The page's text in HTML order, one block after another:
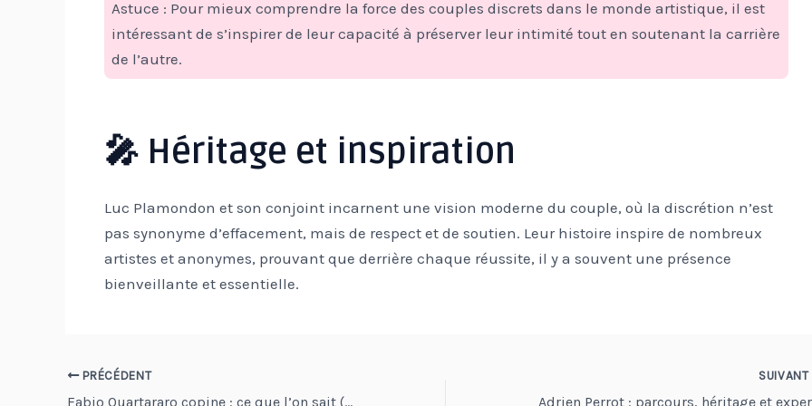
Astuce : Pour mieux comprendre la force des couples discrets dans le monde artistique, il est
intéressant de s’inspirer de leur capacité à préserver leur intimité tout en soutenant la carrière
de l’autre.
🎤 Héritage et inspiration
Luc Plamondon et son conjoint incarnent une vision moderne du couple, où la discrétion n’est
pas synonyme d’effacement, mais de respect et de soutien. Leur histoire inspire de nombreux
artistes et anonymes, prouvant que derrière chaque réussite, il y a souvent une présence
bienveillante et essentielle.
Navigation
PRÉCÉDENT
Fabio Quartararo copine : ce que l’on sait (vraiment) sur la vie amoureuse du champion MotoGP
SUIVANT